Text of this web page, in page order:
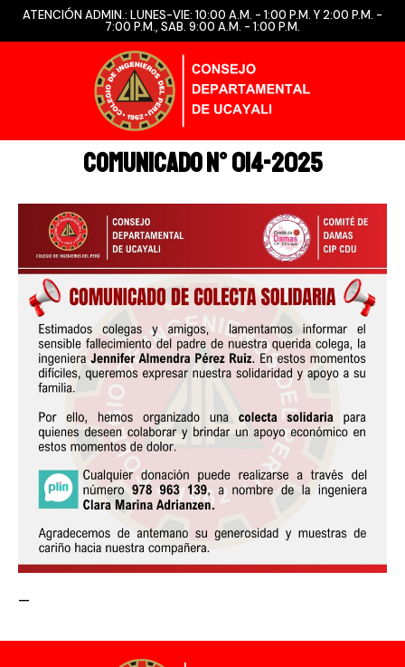
ATENCIÓN ADMIN.: LUNES-VIE: 10:00 A.M. - 1:00 P.M. Y 2:00 P.M. -
7:00 P.M., SAB. 9:00 A.M. - 1:00 P.M.
COMUNICADO N° 014-2025
—